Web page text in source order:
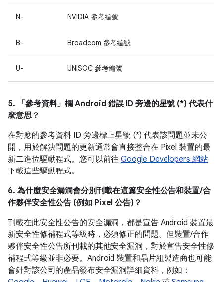
N- NVIDIA 參考編號
B- Broadcom 參考編號
U- UNISOC 參考編號
5. 「參考資料」 欄 Android 錯誤 ID 旁邊的星號 (*) 代表什
麼意思？
在對應的參考資料 ID 旁邊標上星號 (*) 代表該問題並未公
開，用於解決問題的更新通常會直接整合在 Pixel 裝置的最
新二進位驅動程式。您可以前往 Google Developers 網站
下載這些驅動程式。
6. 為什麼安全漏洞會分別刊載在這篇安全性公告和裝置/合
作夥伴安全性公告 (例如 Pixel 公告)？
刊載在此安全性公告的安全漏洞，都是宣告 Android 裝置最
新安全性修補程式等級時，必須修正的問題。但裝置/合作
夥伴安全性公告所刊載的其他安全漏洞，對於宣告安全性修
補程式等級並非必要。Android 裝置和晶片組製造商也可能
會針對該公司的產品發布安全漏洞詳細資料，例如：